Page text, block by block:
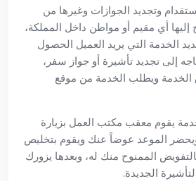
وتجديد الجوازات وغيرها من
إليها أي مقيم أو مواطن داخل المملكة،
الخدمة التي يريد العميل الحصول
إلى تجديد تأشيرة أو جواز سفر،
الخدمة ويطلب الخدمة من موقع
يقوم معقب مكتب العمل بزيارة
الموعد عوضاً عنك ويقوم بتخليص
الممنوح منك له، وبعدها يزورك
الجديدة.